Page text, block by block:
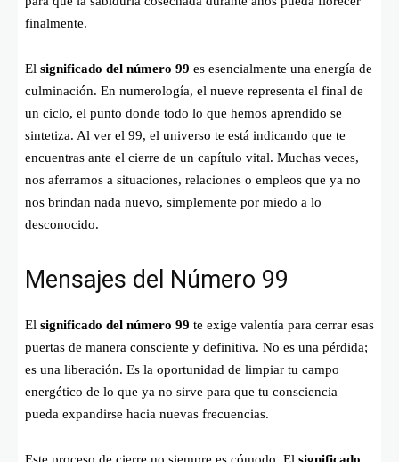
finalmente.
El significado del número 99 es esencialmente una energía de
culminación. En numerología, el nueve representa el final de
un ciclo, el punto donde todo lo que hemos aprendido se
sintetiza. Al ver el 99, el universo te está indicando que te
encuentras ante el cierre de un capítulo vital. Muchas veces,
nos aferramos a situaciones, relaciones o empleos que ya no
nos brindan nada nuevo, simplemente por miedo a lo
desconocido.
Mensajes del Número 99
El significado del número 99 te exige valentía para cerrar esas
puertas de manera consciente y definitiva. No es una pérdida;
es una liberación. Es la oportunidad de limpiar tu campo
energético de lo que ya no sirve para que tu consciencia
pueda expandirse hacia nuevas frecuencias.
Este proceso de cierre no siempre es cómodo. El significado